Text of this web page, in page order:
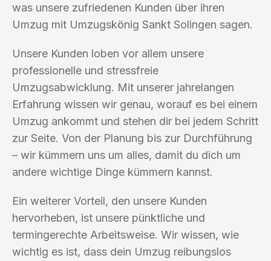
was unsere zufriedenen Kunden über ihren
Umzug mit Umzugskönig Sankt Solingen sagen.
Unsere Kunden loben vor allem unsere
professionelle und stressfreie
Umzugsabwicklung. Mit unserer jahrelangen
Erfahrung wissen wir genau, worauf es bei einem
Umzug ankommt und stehen dir bei jedem Schritt
zur Seite. Von der Planung bis zur Durchführung
– wir kümmern uns um alles, damit du dich um
andere wichtige Dinge kümmern kannst.
Ein weiterer Vorteil, den unsere Kunden
hervorheben, ist unsere pünktliche und
termingerechte Arbeitsweise. Wir wissen, wie
wichtig es ist, dass dein Umzug reibungslos